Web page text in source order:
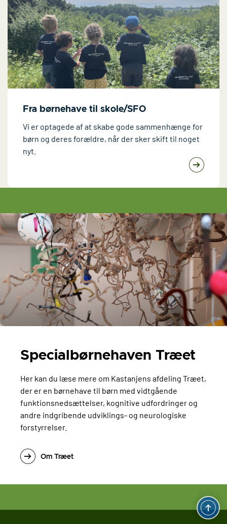
Fra børnehave til skole/SFO
Vi er optagede af at skabe gode sammenhænge for
børn og deres forældre, når der sker skift til noget
nyt.
Specialbørnehaven Træet
Her kan du læse mere om Kastanjens afdeling Træet,
der er en børnehave til børn med vidtgående
funktionsnedsættelser, kognitive udfordringer og
andre indgribende udviklings- og neurologiske
forstyrrelser.
Om Træet